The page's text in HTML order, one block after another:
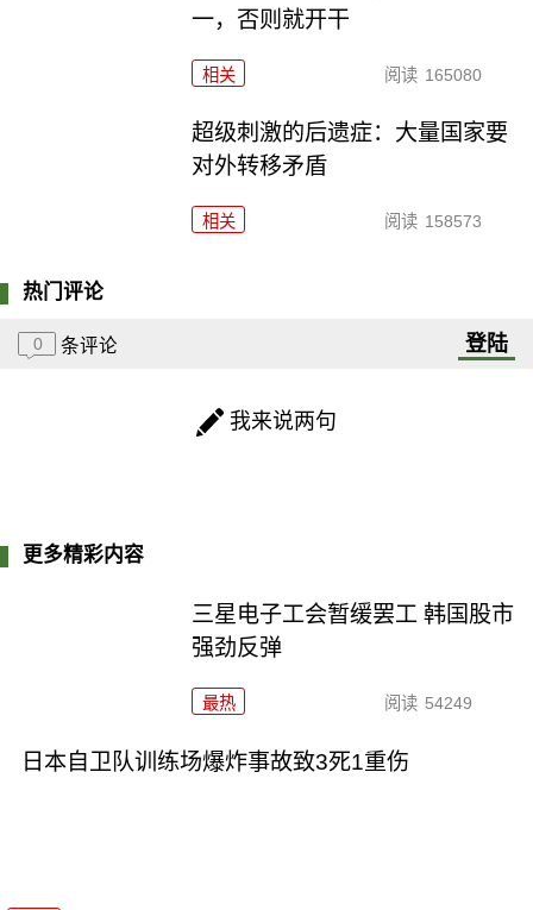
一，否则就开干
相关 阅读 165080
超级刺激的后遗症：大量国家要
对外转移矛盾
相关 阅读 158573
热门评论
0 条评论 登陆
我来说两句
更多精彩内容
三星电子工会暂缓罢工 韩国股市
强劲反弹
最热 阅读 54249
日本自卫队训练场爆炸事故致3死1重伤